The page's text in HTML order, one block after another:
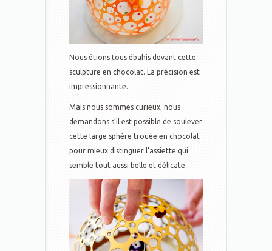
Nous étions tous ébahis devant cette
sculpture en chocolat. La précision est
impressionnante.
Mais nous sommes curieux, nous
demandons s’il est possible de soulever
cette large sphère trouée en chocolat
pour mieux distinguer l’assiette qui
semble tout aussi belle et délicate.